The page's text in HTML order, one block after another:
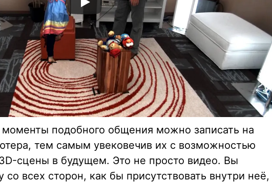
подобного общения можно записать на
тем самым увековечив их с возможностью
сцены в будущем. Это не просто видео. Вы
всех сторон, как бы присутствовать внутри неё,